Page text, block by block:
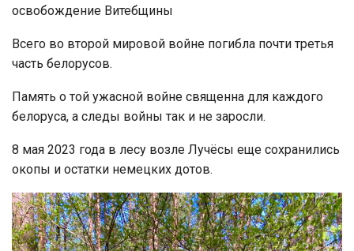
освобождение Витебщины
Всего во второй мировой войне погибла почти третья
часть белорусов.
Память о той ужасной войне священна для каждого
белоруса, а следы войны так и не заросли.
8 мая 2023 года в лесу возле Лучёсы еще сохранились
окопы и остатки немецких дотов.